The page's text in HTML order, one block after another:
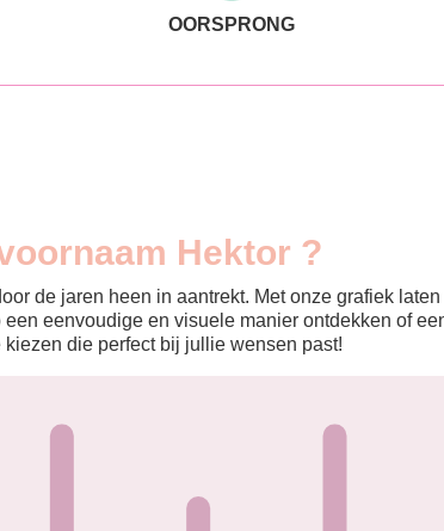
OORSPRONG
Hektor ?
de jaren heen in aantrekt. Met onze grafiek
eenvoudige en visuele manier ontdekken of
die perfect bij jullie wensen past!